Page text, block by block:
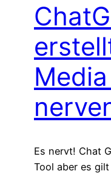
Es nervt! Chat
Tool aber es